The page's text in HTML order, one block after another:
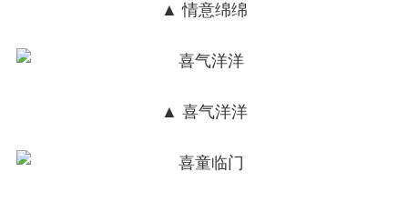
▲ 情意绵绵
▲ 喜气洋洋